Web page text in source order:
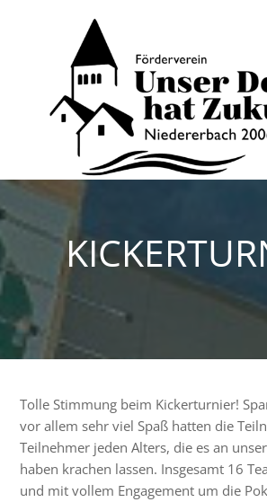
UNSER DORF
HAT ZUKUNFT
NIEDERERBACH
2006 E.V.
Tolle Stimmung beim Kickerturnier!
vor allem sehr viel Spaß hatten die
Teilnehmer jeden Alters, die es an
haben krachen lassen. Insgesamt 16
und mit vollem Engagement um die